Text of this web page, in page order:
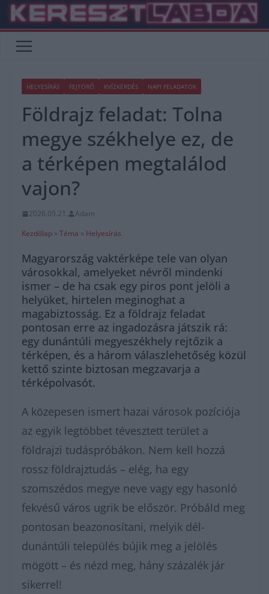
Skip
content
HELYESÍRÁS FEJTÖRŐ KVÍZKÉRDÉS NAPI FELADATOK
Földrajz feladat: Tolna
megye székhelye ez, de
a térképen megtalálod
vajon?
2026.05.21.
Adam
Kezdőlap » Téma » Helyesírás
Magyarország vaktérképe tele van olyan
városokkal, amelyeket névről mindenki
ismer – de ha csak egy piros pont jelöli a
helyüket, hirtelen meginoghat a
magabiztosság. Ez a földrajz feladat
pontosan erre az ingadozásra játszik rá:
egy dunántúli megyeszékhely rejtőzik a
térképen, és a három válaszlehetőség közül
kettő szinte biztosan megzavarja a
térképolvasót.
A közepesen ismert hazai városok pozíciója
az egyik legtöbbet tévesztett terület a
földrajzi tudáspróbákon. Nem kell hozzá
rossz földrajztudás – elég, ha egy
szomszédos megye neve vagy egy hasonló
fekvésű város ugrik be először. Próbáld meg
pontosan beazonosítani, melyik dél-
dunántúli település bújik meg a jelölés
mögött – és nézd meg, hány százalék jár
sikerrel!